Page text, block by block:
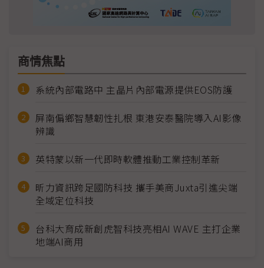
商情焦點
系統內部電路中 主晶片內部電源提供EOS防護
屏南偏鄉智慧韌性扎根 東港安泰醫院導入AI影像
辨識
英特蒙以新一代即時軟體推動工業控制革新
昕力資訊跨足國防科技 攜手美商Juxta引進尖端
全域定位科技
台科大育成新創虎智科技亮相AI WAVE 主打企業
地端AI商用